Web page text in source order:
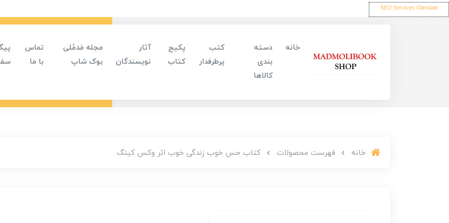
SEO Services Glendale
خانه
دسته
بندی
کالاها
کتب
پرطرفدار
پکیج
کتاب
آثار
نویسندگان
مجله مَدمُلی
بوک شاپ
تماس
با ما
خانه فهرست محصولات کتاب حس خوب زندگی خوب اثر وکس کینگ